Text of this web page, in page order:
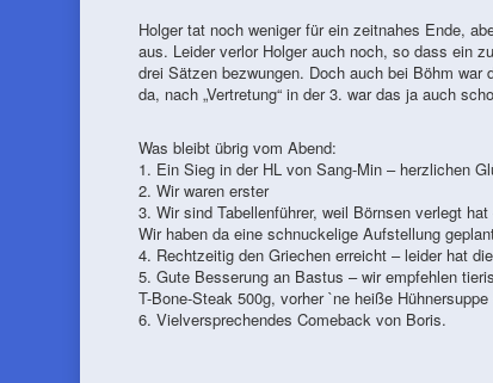
Holger tat noch weniger für ein zeitnahes Ende,
aus. Leider verlor Holger auch noch, so dass ein
drei Sätzen bezwungen. Doch auch bei Böhm
da, nach „Vertretung“ in der 3. war das ja auch
Was bleibt übrig vom Abend:
1. Ein Sieg in der HL von Sang-Min – herzlichen
2. Wir waren erster
3. Wir sind Tabellenführer, weil Börnsen verlegt
Wir haben da eine schnuckelige Aufstellung
4. Rechtzeitig den Griechen erreicht – leider hat
5. Gute Besserung an Bastus – wir empfehlen
T-Bone-Steak 500g, vorher `ne heiße
6. Vielversprechendes Comeback von Boris.